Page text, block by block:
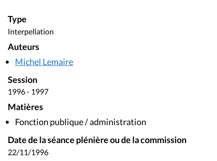
Type
Interpellation
Auteurs
Michel Lemaire
Session
1996 - 1997
Matières
Fonction publique / administration
Date de la séance plénière ou de la commission
22/11/1996